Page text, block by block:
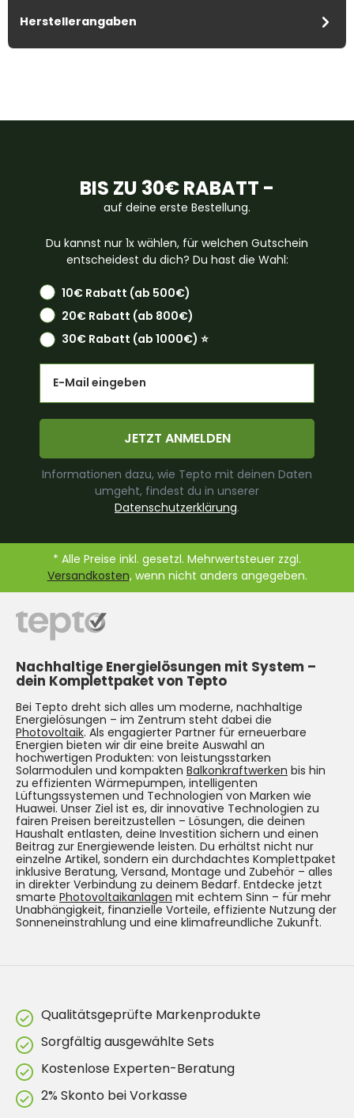
Herstellerangaben
BIS ZU 30€ RABATT -
auf deine erste Bestellung.
Du kannst nur 1x wählen, für welchen Gutschein
entscheidest du dich? Du hast die Wahl:
10€ Rabatt (ab 500€)
20€ Rabatt (ab 800€)
30€ Rabatt (ab 1000€) ⭐️
JETZT ANMELDEN
Informationen dazu, wie Tepto mit deinen Daten
umgeht, findest du in unserer
Datenschutzerklärung.
* Alle Preise inkl. gesetzl. Mehrwertsteuer zzgl.
Versandkosten, wenn nicht anders angegeben.
Nachhaltige Energielösungen mit System –
dein Komplettpaket von Tepto
Bei Tepto dreht sich alles um moderne, nachhaltige
Energielösungen – im Zentrum steht dabei die
Photovoltaik. Als engagierter Partner für erneuerbare
Energien bieten wir dir eine breite Auswahl an
hochwertigen Produkten: von leistungsstarken
Solarmodulen und kompakten Balkonkraftwerken bis hin
zu effizienten Wärmepumpen, intelligenten
Lüftungssystemen und Technologien von Marken wie
Huawei. Unser Ziel ist es, dir innovative Technologien zu
fairen Preisen bereitzustellen – Lösungen, die deinen
Haushalt entlasten, deine Investition sichern und einen
Beitrag zur Energiewende leisten. Du erhältst nicht nur
einzelne Artikel, sondern ein durchdachtes Komplettpaket
inklusive Beratung, Versand, Montage und Zubehör – alles
in direkter Verbindung zu deinem Bedarf. Entdecke jetzt
smarte Photovoltaikanlagen mit echtem Sinn – für mehr
Unabhängigkeit, finanzielle Vorteile, effiziente Nutzung der
Sonneneinstrahlung und eine klimafreundliche Zukunft.
Qualitätsgeprüfte Markenprodukte
Sorgfältig ausgewählte Sets
Kostenlose Experten-Beratung
2% Skonto bei Vorkasse